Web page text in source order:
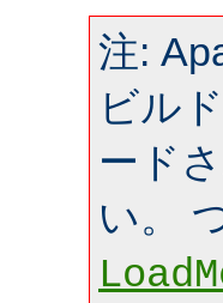
注:
ビル
ード
い。